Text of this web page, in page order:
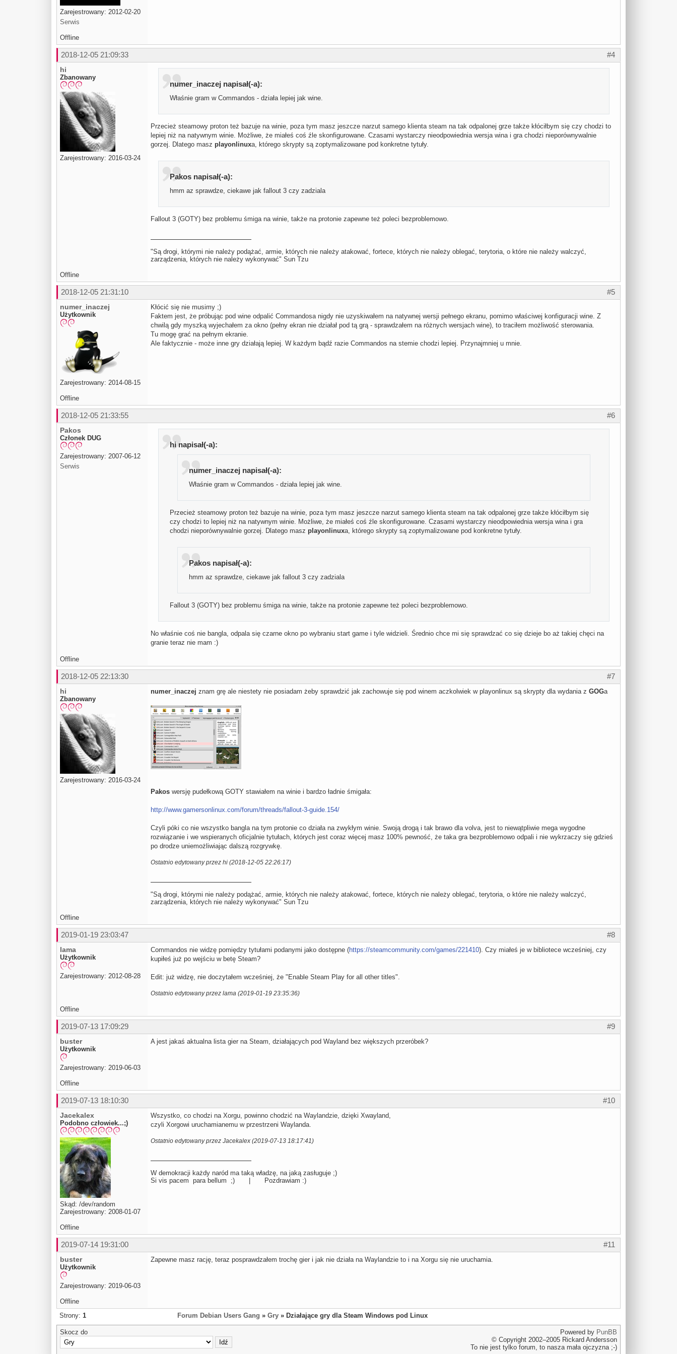
Zarejestrowany: 2012-02-20
Serwis
Offline
#4
2018-12-05 21:09:33
hi
Zbanowany
Zarejestrowany: 2016-03-24
numer_inaczej napisał(-a):
Właśnie gram w Commandos - działa lepiej jak wine.
Przecież steamowy proton też bazuje na winie, poza tym masz jeszcze narzut samego klienta steam na tak odpalonej grze także kłóciłbym się czy chodzi to
lepiej niż na natywnym winie. Możliwe, że miałeś coś źle skonfigurowane. Czasami wystarczy nieodpowiednia wersja wina i gra chodzi nieporównywalnie
gorzej. Dlatego masz playonlinuxa, którego skrypty są zoptymalizowane pod konkretne tytuły.
Pakos napisał(-a):
hmm az sprawdze, ciekawe jak fallout 3 czy zadziala
Fallout 3 (GOTY) bez problemu śmiga na winie, także na protonie zapewne też poleci bezproblemowo.
"Są drogi, którymi nie należy podążać, armie, których nie należy atakować, fortece, których nie należy oblegać, terytoria, o które nie należy walczyć,
zarządzenia, których nie należy wykonywać" Sun Tzu
Offline
#5
2018-12-05 21:31:10
numer_inaczej
Użytkownik
Zarejestrowany: 2014-08-15
Kłócić się nie musimy ;)
Faktem jest, że próbując pod wine odpalić Commandosa nigdy nie uzyskiwałem na natywnej wersji pełnego ekranu, pomimo właściwej konfiguracji wine. Z
chwilą gdy myszką wyjechałem za okno (pełny ekran nie działał pod tą grą - sprawdzałem na różnych wersjach wine), to traciłem możliwość sterowania.
Tu mogę grać na pełnym ekranie.
Ale faktycznie - może inne gry działają lepiej. W każdym bądź razie Commandos na stemie chodzi lepiej. Przynajmniej u mnie.
Offline
#6
2018-12-05 21:33:55
Pakos
Członek DUG
Zarejestrowany: 2007-06-12
Serwis
hi napisał(-a):
numer_inaczej napisał(-a):
Właśnie gram w Commandos - działa lepiej jak wine.
Przecież steamowy proton też bazuje na winie, poza tym masz jeszcze narzut samego klienta steam na tak odpalonej grze także kłóciłbym się
czy chodzi to lepiej niż na natywnym winie. Możliwe, że miałeś coś źle skonfigurowane. Czasami wystarczy nieodpowiednia wersja wina i gra
chodzi nieporównywalnie gorzej. Dlatego masz playonlinuxa, którego skrypty są zoptymalizowane pod konkretne tytuły.
Pakos napisał(-a):
hmm az sprawdze, ciekawe jak fallout 3 czy zadziala
Fallout 3 (GOTY) bez problemu śmiga na winie, także na protonie zapewne też poleci bezproblemowo.
No właśnie coś nie bangla, odpala się czarne okno po wybraniu start game i tyle widzieli. Średnio chce mi się sprawdzać co się dzieje bo aż takiej chęci na
granie teraz nie mam :)
Offline
#7
2018-12-05 22:13:30
hi
Zbanowany
Zarejestrowany: 2016-03-24
numer_inaczej znam grę ale niestety nie posiadam żeby sprawdzić jak zachowuje się pod winem aczkolwiek w playonlinux są skrypty dla wydania z GOGa
Pakos wersję pudełkową GOTY stawiałem na winie i bardzo ładnie śmigała:
http://www.gamersonlinux.com/forum/threads/fallout-3-guide.154/
Czyli póki co nie wszystko bangla na tym protonie co działa na zwykłym winie. Swoją drogą i tak brawo dla volva, jest to niewątpliwie mega wygodne
rozwiązanie i we wspieranych oficjalnie tytułach, których jest coraz więcej masz 100% pewność, że taka gra bezproblemowo odpali i nie wykrzaczy się gdzieś
po drodze uniemożliwiając dalszą rozgrywkę.
Ostatnio edytowany przez hi (2018-12-05 22:26:17)
"Są drogi, którymi nie należy podążać, armie, których nie należy atakować, fortece, których nie należy oblegać, terytoria, o które nie należy walczyć,
zarządzenia, których nie należy wykonywać" Sun Tzu
Offline
#8
2019-01-19 23:03:47
lama
Użytkownik
Zarejestrowany: 2012-08-28
Commandos nie widzę pomiędzy tytułami podanymi jako dostępne (https://steamcommunity.com/games/221410). Czy miałeś je w bibliotece wcześniej, czy
kupiłeś już po wejściu w betę Steam?
Edit: już widzę, nie doczytałem wcześniej, że "Enable Steam Play for all other titles".
Ostatnio edytowany przez lama (2019-01-19 23:35:36)
Offline
#9
2019-07-13 17:09:29
buster
Użytkownik
Zarejestrowany: 2019-06-03
A jest jakaś aktualna lista gier na Steam, działających pod Wayland bez większych przeróbek?
Offline
#10
2019-07-13 18:10:30
Jacekalex
Podobno człowiek...;)
Skąd: /dev/random
Zarejestrowany: 2008-01-07
Wszystko, co chodzi na Xorgu, powinno chodzić na Waylandzie, dzięki Xwayland,
czyli Xorgowi uruchamianemu w przestrzeni Waylanda.
Ostatnio edytowany przez Jacekalex (2019-07-13 18:17:41)
W demokracji każdy naród ma taką władzę, na jaką zasługuje ;)
Si vis pacem para bellum ;) | Pozdrawiam :)
Offline
#11
2019-07-14 19:31:00
buster
Użytkownik
Zarejestrowany: 2019-06-03
Zapewne masz rację, teraz posprawdzałem trochę gier i jak nie działa na Waylandzie to i na Xorgu się nie uruchamia.
Offline
Strony: 1 Forum Debian Users Gang » Gry » Działające gry dla Steam Windows pod Linux
Skocz do Powered by PunBB
© Copyright 2002–2005 Rickard Andersson
To nie jest tylko forum, to nasza mała ojczyzna ;-)